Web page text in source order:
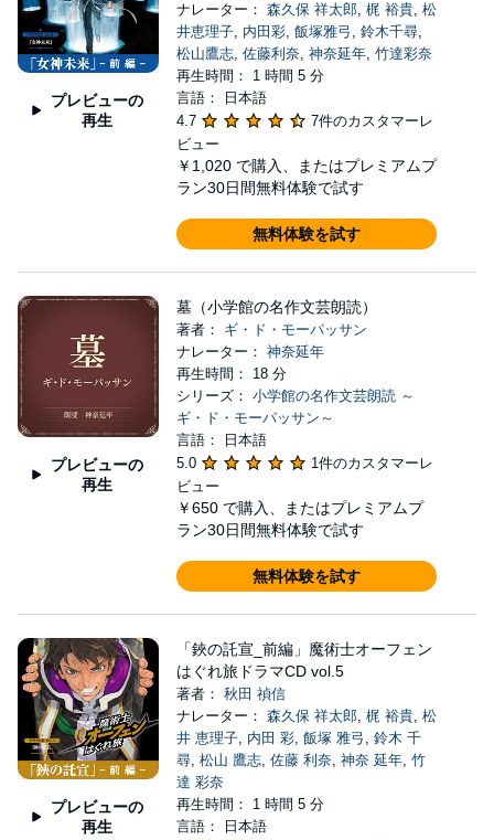
プレビューの
再生
ナレーター： 森久保 祥太郎, 梶 裕貴, 松
井恵理子, 内田彩, 飯塚雅弓 , 鈴木千尋,
松山鷹志, 佐藤利奈, 神奈延年, 竹達彩奈
再生時間： 1 時間 5 分
言語： 日本語
4.7
7件のカスタマーレ
ビュー
￥1,020 で購入、またはプレミアムプ
ラン30日間無料体験で試す
無料体験を試す
プレビューの
再生
墓（小学館の名作文芸朗読）
著者： ギ・ド・モーパッサン
ナレーター： 神奈延年
再生時間： 18 分
シリーズ： 小学館の名作文芸朗読 ～
ギ・ド・モーパッサン～
言語： 日本語
5.0
1件のカスタマーレ
ビュー
￥650 で購入、またはプレミアムプ
ラン30日間無料体験で試す
無料体験を試す
プレビューの
再生
「鋏の託宣_前編」魔術士オーフェン
はぐれ旅ドラマCD vol.5
著者： 秋田 禎信
ナレーター： 森久保 祥太郎, 梶 裕貴, 松
井 恵理子, 内田 彩, 飯塚 雅弓 , 鈴木 千
尋, 松山 鷹志, 佐藤 利奈, 神奈 延年, 竹
達 彩奈
再生時間： 1 時間 5 分
言語： 日本語